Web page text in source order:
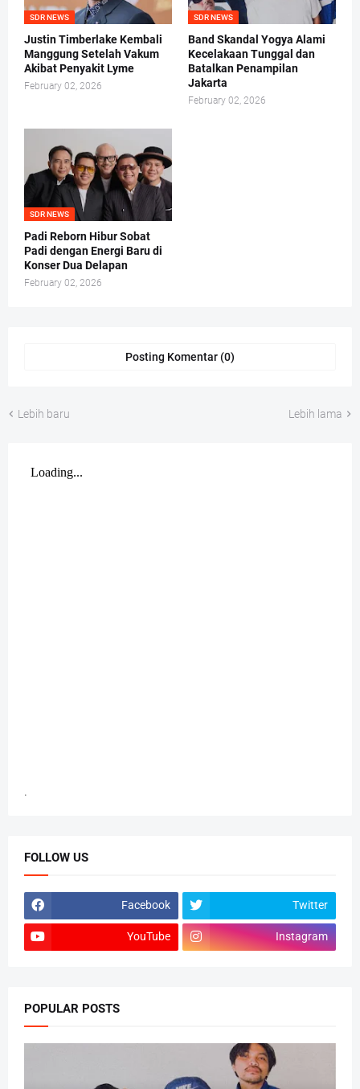
SDR NEWS
Justin Timberlake Kembali
Manggung Setelah Vakum
Akibat Penyakit Lyme
February 02, 2026
SDR NEWS
Band Skandal Yogya Alami
Kecelakaan Tunggal dan
Batalkan Penampilan
Jakarta
February 02, 2026
SDR NEWS
Padi Reborn Hibur Sobat
Padi dengan Energi Baru di
Konser Dua Delapan
February 02, 2026
Posting Komentar (0)
Lebih baru Lebih lama
.
FOLLOW US
Facebook Twitter
YouTube Instagram
POPULAR POSTS